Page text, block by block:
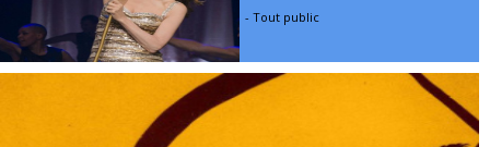
- Tout public